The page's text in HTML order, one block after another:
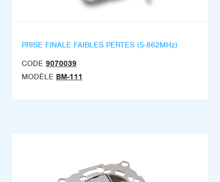
PRISE FINALE FAIBLES PERTES (5-862MHz)
CODE 9070039
MODÈLE BM-111